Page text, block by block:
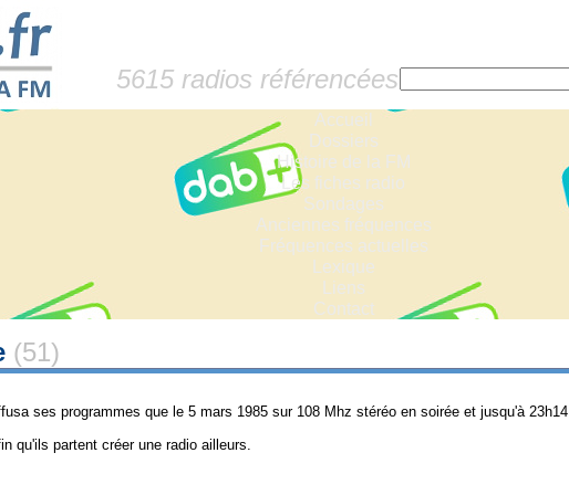
5615 radios référencées
Accueil
Dossiers
Histoire de la FM
Les fiches radio
Sondages
Anciennes fréquences
Fréquences actuelles
Lexique
Liens
Contact
(51)
ses programmes que le 5 mars 1985 sur 108 Mhz stéréo en soirée et jusqu'à
qu'ils partent créer une radio ailleurs.